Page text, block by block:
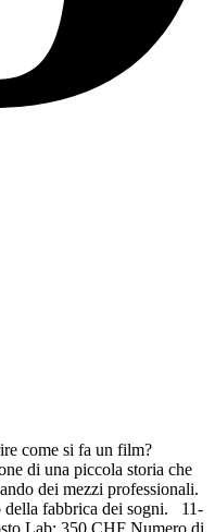
come si fa un film?
di una piccola storia che
dei mezzi professionali.
della fabbrica dei sogni. 11-